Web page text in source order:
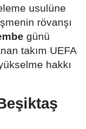
usulüne
rövanşı
günü
takım UEFA
hakkı